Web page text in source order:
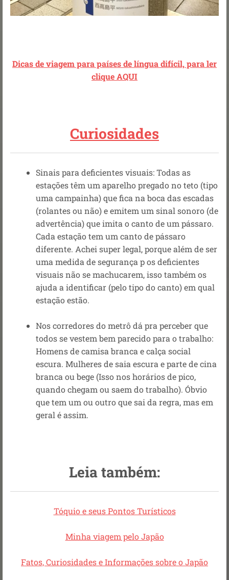
Dicas de viagem para países de língua difícil, para ler
clique AQUI
Curiosidades
Sinais para deficientes visuais: Todas as
estações têm um aparelho pregado no teto (tipo
uma campainha) que fica na boca das escadas
(rolantes ou não) e emitem um sinal sonoro (de
advertência) que imita o canto de um pássaro.
Cada estação tem um canto de pássaro
diferente. Achei super legal, porque além de ser
uma medida de segurança p os deficientes
visuais não se machucarem, isso também os
ajuda a identificar (pelo tipo do canto) em qual
estação estão.
Nos corredores do metrô dá pra perceber que
todos se vestem bem parecido para o trabalho:
Homens de camisa branca e calça social
escura. Mulheres de saia escura e parte de cina
branca ou bege (Isso nos horários de pico,
quando chegam ou saem do trabalho). Óbvio
que tem um ou outro que sai da regra, mas em
geral é assim.
Leia também:
Tóquio e seus Pontos Turísticos
Minha viagem pelo Japão
Fatos, Curiosidades e Informações sobre o Japão